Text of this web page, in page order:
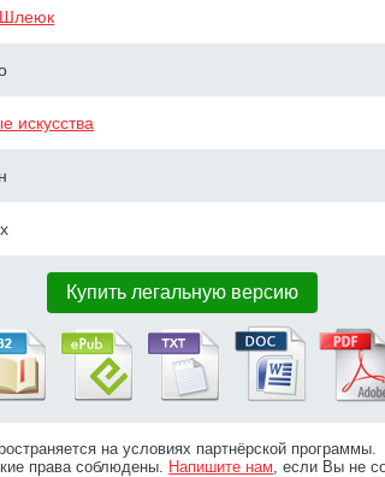
искусства
Купить легальную версию
на условиях партнёрской программы.
права соблюдены. Напишите нам, если Вы не